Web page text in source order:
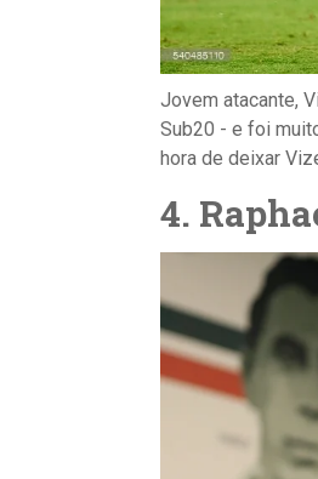
Jovem atacante,
Sub20 - e foi
hora de deixar
4.